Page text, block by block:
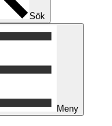
Sök
Meny